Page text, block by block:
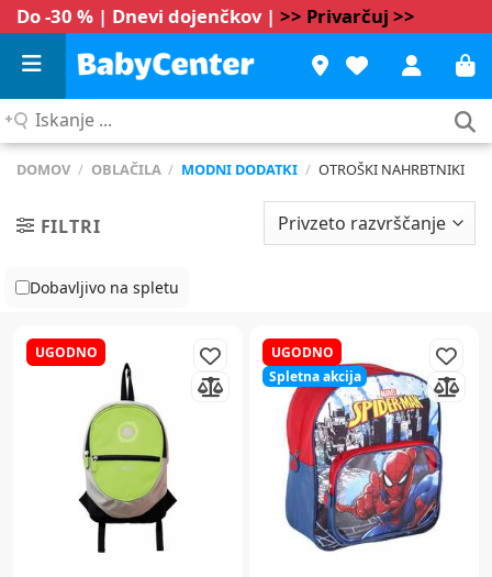
Do -30 % | Dnevi dojenčkov | >> Privarčuj >>
Iskanje
DOMOV / OBLAČILA / MODNI DODATKI / OTROŠKI NAHRBTNIKI
FILTRI
Dobavljivo na spletu
UGODNO
UGODNO
Spletna akcija